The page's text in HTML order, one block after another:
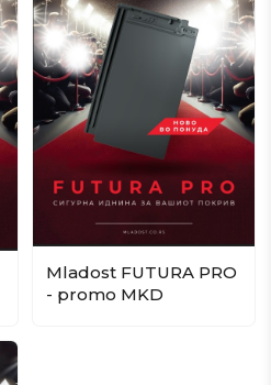
Mladost FUTURA PRO
- promo MKD